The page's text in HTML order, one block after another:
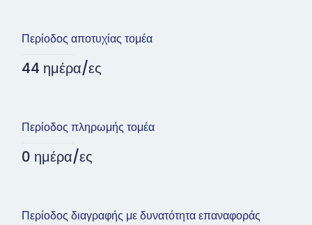
Περίοδος αποτυχίας τομέα
44 ημέρα/ες
Περίοδος πληρωμής τομέα
0 ημέρα/ες
Περίοδος διαγραφής με δυνατότητα επαναφοράς